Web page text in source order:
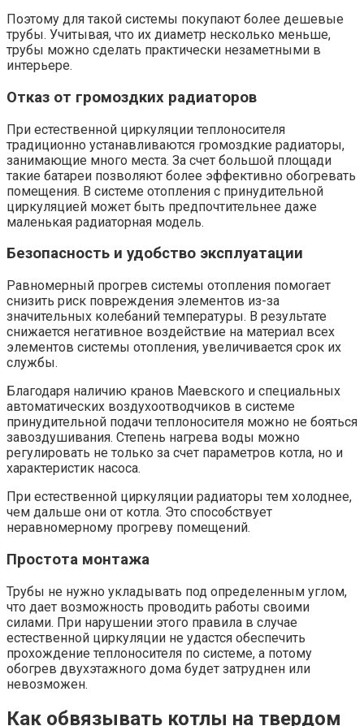
Поэтому для такой системы покупают более дешевые
трубы. Учитывая, что их диаметр несколько меньше,
трубы можно сделать практически незаметными в
интерьере.
Отказ от громоздких радиаторов
При естественной циркуляции теплоносителя
традиционно устанавливаются громоздкие радиаторы,
занимающие много места. За счет большой площади
такие батареи позволяют более эффективно обогревать
помещения. В системе отопления с принудительной
циркуляцией может быть предпочтительнее даже
маленькая радиаторная модель.
Безопасность и удобство эксплуатации
Равномерный прогрев системы отопления помогает
снизить риск повреждения элементов из-за
значительных колебаний температуры. В результате
снижается негативное воздействие на материал всех
элементов системы отопления, увеличивается срок их
службы.
Благодаря наличию кранов Маевского и специальных
автоматических воздухоотводчиков в системе
принудительной подачи теплоносителя можно не бояться
завоздушивания. Степень нагрева воды можно
регулировать не только за счет параметров котла, но и
характеристик насоса.
При естественной циркуляции радиаторы тем холоднее,
чем дальше они от котла. Это способствует
неравномерному прогреву помещений.
Простота монтажа
Трубы не нужно укладывать под определенным углом,
что дает возможность проводить работы своими
силами. При нарушении этого правила в случае
естественной циркуляции не удастся обеспечить
прохождение теплоносителя по системе, а потому
обогрев двухэтажного дома будет затруднен или
невозможен.
Как обвязывать котлы на твердом